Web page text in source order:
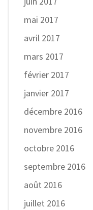
mai 2017
avril 2017
mars 2017
février 2017
janvier 2017
décembre 2016
novembre 2016
octobre 2016
septembre 2016
août 2016
juillet 2016